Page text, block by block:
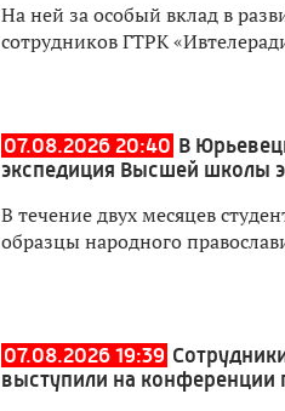
На ней за особый вклад в
сотрудников ГТРК
07.08.2026 20:40 В
экспедиция Высшей школы
В течение двух месяцев
образцы народного
07.08.2026 19:39
выступили на